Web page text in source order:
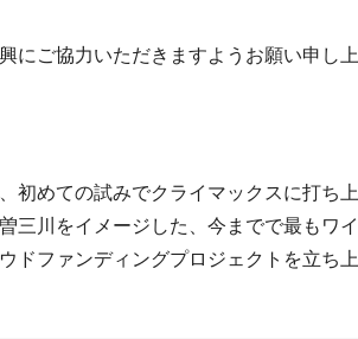
にご協力いただきますようお願い申し上
初めての試みでクライマックスに打ち上
三川をイメージした、今までで最もワイ
ドファンディングプロジェクトを立ち上